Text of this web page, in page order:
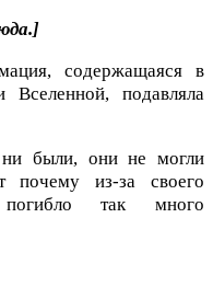
содержащаяся в
подавляла
были, они не могли
почему из-за своего
погибло так много